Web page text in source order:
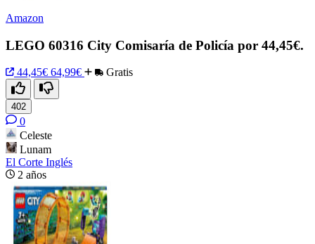
Amazon
LEGO 60316 City Comisaría de Policía por 44,45€.
44,45€ 64,99€ Gratis
402
0
Celeste
Lunam
El Corte Inglés
2 años